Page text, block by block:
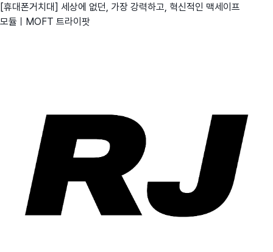
[휴대폰거치대] 세상에 없던, 가장 강력하고, 혁신적인 맥세이프
모듈ㅣMOFT 트라이팟